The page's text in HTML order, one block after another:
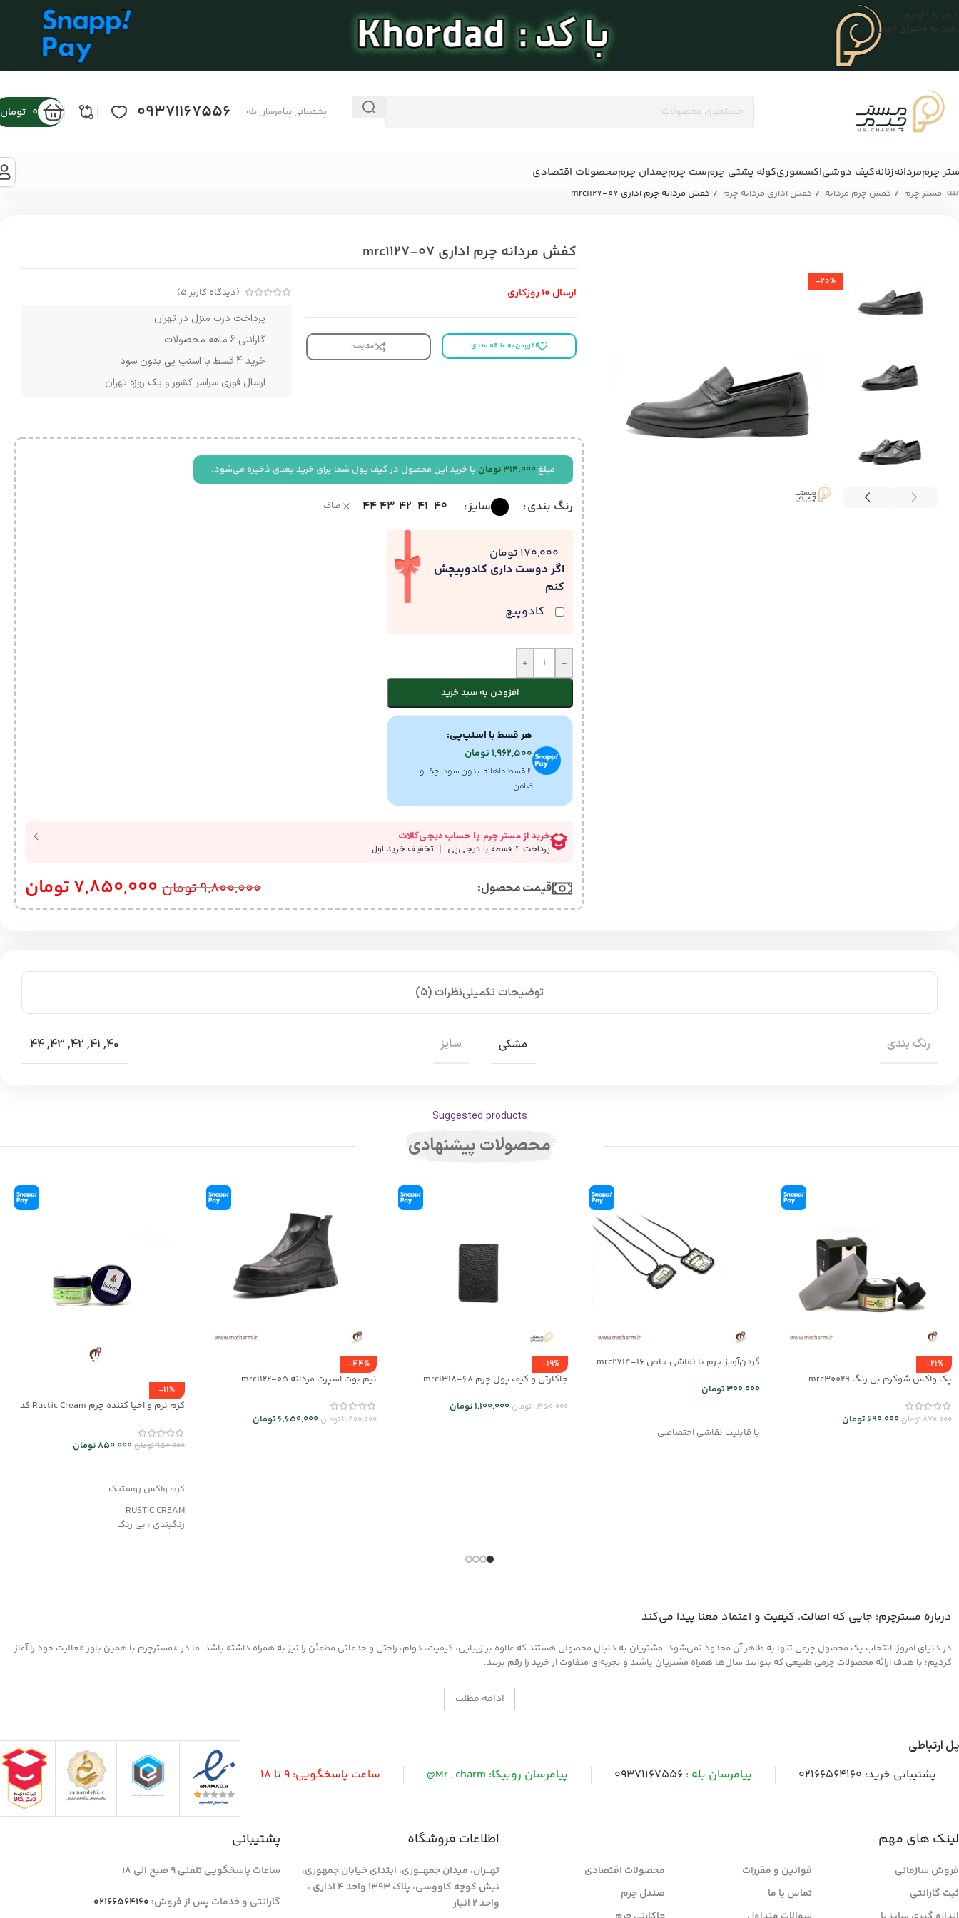
عبور به ناوبری
رفتن به محتوای اصلی
پشتیبانی پیامرسان بله: 09371167556
0 تومان
چرممردانهزنانهکیف دوشیاکسسوریکوله پشتی چرمست چرمچمدان چرممحصولات اقتصادی
مستر چرم / کفش چرم مردانه / کفش اداری مردانه چرم / کفش مردانه چرم اداری mrc1127-07
-20%
کفش مردانه چرم اداری mrc1127-07
ارسال 10 روزکاری
افزودن به علاقه مندی مقایسه
(دیدگاه کاربر 5
)
پرداخت درب منزل در تهران
گارانتی 6 ماهه محصولات
خرید 4 قسط با اسنپ پی بدون سود
ارسال فوری سراسر کشور و یک روزه تهران
مبلغ 314,000 تومان با خرید این محصول در کیف پول شما برای خرید بعدی ذخیره می‌شود.
رنگ بندی سایز 40
41
42
43
44 صاف
اگر دوست داری کادوپیچش
کنم
کادوپیچ
170,000 تومان
-
+
افزودن به سبد خرید
هر قسط با اسنپ‌پی:
1,962,500تومان
۴ قسط ماهانه. بدون سود، چک و
ضامن.
قیمت محصول:​ 9,800,000تومان 7,850,000تومان
توضیحات تکمیلینظرات (5)
رنگ بندی مشکی سایز 40
,
41
,
42
,
43
,
44
Suggested products
محصولات پیشنهادی
-21%
پک واکس شوکرم بی رنگ mrc30029
870,000تومان690,000 تومان
گردن‌آویز چرم با نقاشی خاص mrc2714-16
300,000تومان
با قابلیت نقاشی اختصاصی
-19%
جاکارتی و کیف پول چرم mrc1318-68
1,350,000تومان1,100,000تومان
-44%
نیم بوت اسپرت مردانه mrc1122-05
11,800,000تومان6,650,000 تومان
-11%
کرم نرم و احیا کننده چرم Rustic Cream کد
950,000تومان850,000تومان
کرم واکس روستیک
RUSTIC CREAM
رنگبندی : بی رنگ
درباره مسترچرم؛ جایی که اصالت، کیفیت و اعتماد معنا پیدا می‌کند
در دنیای امروز، انتخاب یک محصول چرمی تنها به ظاهر آن محدود نمی‌شود. مشتریان به دنبال محصولی هستند که علاوه بر زیبایی، کیفیت، دوام، راحتی و خدماتی مطمئن را نیز به همراه داشته باشد. ما در *مسترچرم با همین باور فعالیت خود را آغاز
کردیم؛ با هدف ارائه محصولات چرمی طبیعی که بتوانند سال‌ها همراه مشتریان باشند و تجربه‌ای متفاوت از خرید را رقم بزنند.
ادامه مطلب
پل ارتباطی
پشتیبانی خرید: 02166564160 پیامرسان بله : 09371167556 پیامرسان روبیکا: Mr_charm@ ساعت پاسخگویی: 9 تا 18
لینک های مهم
فروش سازمانی
ثبت گارانتی
قوانین و مقررات
تماس با ما
محصولات اقتصادی
صندل چرم
اطلاعات فروشگاه
تهـــران، میدان جمهـــوری، ابتدای خیابان جمهوری،
نبش کوچه کاووسی، پلاک 1393 واحد 4 اداری ،
واحد 2 انبار
پشتیبانی
ساعات پاسخگویی تلفنی 9 صبح الی 18
گارانتی و خدمات پس از فروش: 02166564160